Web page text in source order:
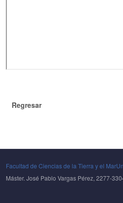
Regresar
Facultad de Ciencias de la Tierra y el Mar
Máster. José Pablo Vargas Pérez, 2277-